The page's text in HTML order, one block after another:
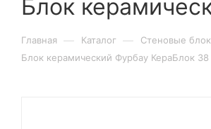
Блок
Главная — Каталог — Cтеновые
Блок керамический Фурбау КераБлок